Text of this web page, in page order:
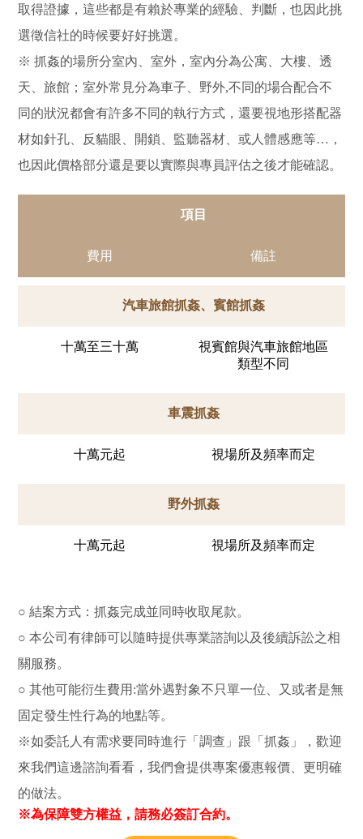
取得證據，這些都是有賴於專業的經驗、判斷，也因此挑
選徵信社的時候要好好挑選。
※ 抓姦的場所分室內、室外，室內分為公寓、大樓、透
天、旅館；室外常見分為車子、野外,不同的場合配合不
同的狀況都會有許多不同的執行方式，還要視地形搭配器
材如針孔、反貓眼、開鎖、監聽器材、或人體感應等…，
也因此價格部分還是要以實際與專員評估之後才能確認。
項目
費用 備註
汽車旅館抓姦、賓館抓姦
十萬至三十萬
視賓館與汽車旅館地區
類型不同
車震抓姦
十萬元起 視場所及頻率而定
野外抓姦
十萬元起 視場所及頻率而定
○ 結案方式：抓姦完成並同時收取尾款。
○ 本公司有律師可以隨時提供專業諮詢以及後續訴訟之相
關服務。
○ 其他可能衍生費用:當外遇對象不只單一位、又或者是無
固定發生性行為的地點等。
※如委託人有需求要同時進行「調查」跟「抓姦」，歡迎
來我們這邊諮詢看看，我們會提供專案優惠報價、更明確
的做法。
※為保障雙方權益，請務必簽訂合約。